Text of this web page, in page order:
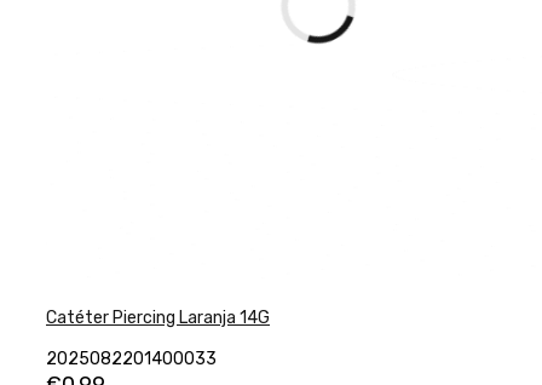
Catéter Piercing Laranja 14G
2025082201400033